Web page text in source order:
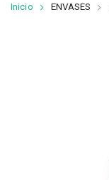
Inicio ENVASES